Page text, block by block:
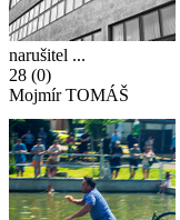
narušitel ...
28 (0)
Mojmír TOMÁŠ